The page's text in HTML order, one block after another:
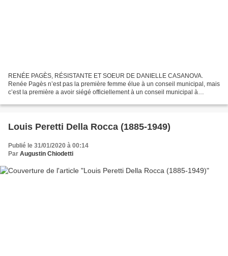
RENÉE PAGÈS, RÉSISTANTE ET SOEUR DE DANIELLE CASANOVA.
Renée Pagès n’est pas la première femme élue à un conseil municipal, mais
c’est la première a avoir siégé officiellement à un conseil municipal à
Louis Peretti Della Rocca (1885-1949)
Publié le 31/01/2020 à 00:14
Par Augustin Chiodetti